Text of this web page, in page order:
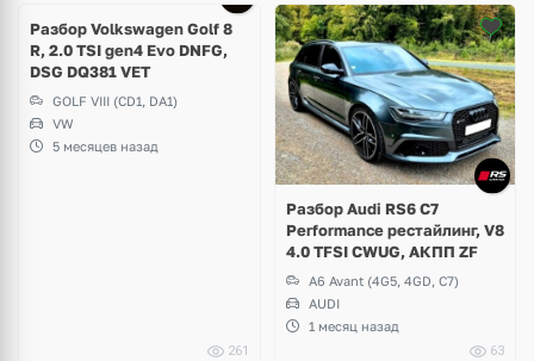
Разбор Volkswagen Golf 8
R, 2.0 TSI gen4 Evo DNFG,
DSG DQ381 VET
GOLF VIII (CD1, DA1)
VW
5 месяцев назад
261
Разбор Audi RS6 C7
Performance рестайлинг, V8
4.0 TFSI CWUG, АКПП ZF
A6 Avant (4G5, 4GD, C7)
AUDI
1 месяц назад
63